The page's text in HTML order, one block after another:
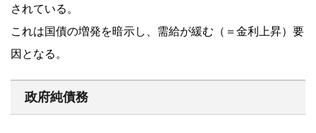
されている。
これは国債の増発を暗示し、需給が緩む（＝金利上昇）要
因となる。
政府純債務